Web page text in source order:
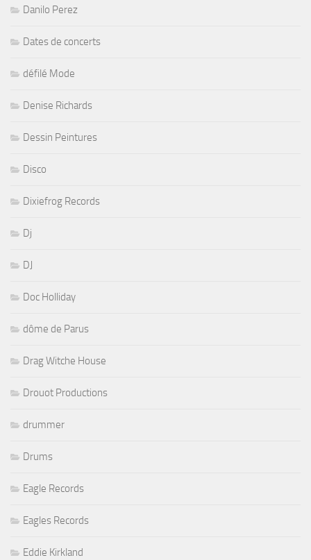
Danilo Perez
Dates de concerts
défilé Mode
Denise Richards
Dessin Peintures
Disco
Dixiefrog Records
Dj
DJ
Doc Holliday
dôme de Parus
Drag Witche House
Drouot Productions
drummer
Drums
Eagle Records
Eagles Records
Eddie Kirkland